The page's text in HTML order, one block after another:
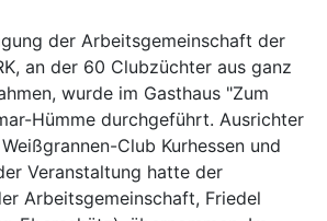
der Arbeitsgemeinschaft der
an der 60 Clubzüchter aus ganz
wurde im Gasthaus "Zum
Hümme durchgeführt. Ausrichter
Club Kurhessen und
Veranstaltung hatte der
Arbeitsgemeinschaft, Friedel